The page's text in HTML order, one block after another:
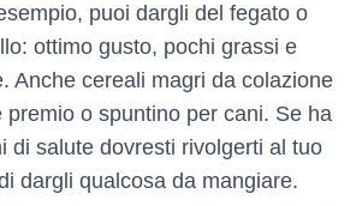
puoi dargli del fegato o
ottimo gusto, pochi grassi e
Anche cereali magri da colazione
premio o spuntino per cani. Se ha
di salute dovresti rivolgerti al tuo
dargli qualcosa da mangiare.